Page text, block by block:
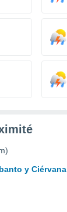
y Ciérvana